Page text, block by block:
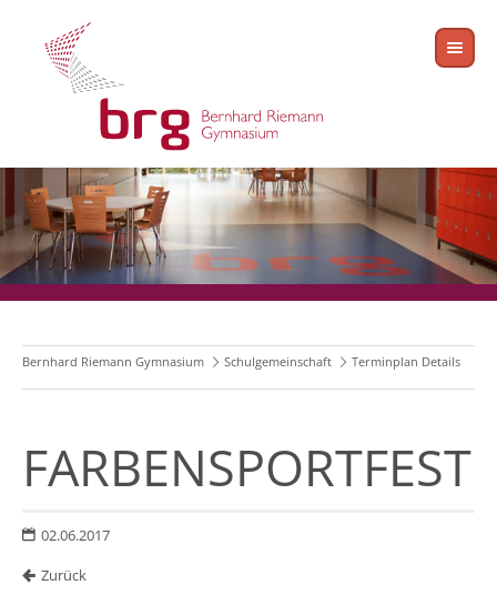
Bernhard Riemann Gymnasium Schulgemeinschaft Terminplan Details
FARBENSPORTFEST
02.06.2017
Zurück